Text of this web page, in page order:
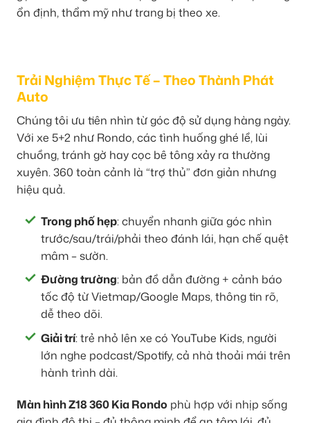
ổn định, thẩm mỹ như trang bị theo xe.
Trải Nghiệm Thực Tế – Theo Thành Phát
Auto
Chúng tôi ưu tiên nhìn từ góc độ sử dụng hàng ngày.
Với xe 5+2 như Rondo, các tình huống ghé lề, lùi
chuồng, tránh gờ hay cọc bê tông xảy ra thường
xuyên. 360 toàn cảnh là “trợ thủ” đơn giản nhưng
hiệu quả.
Trong phố hẹp: chuyển nhanh giữa góc nhìn
trước/sau/trái/phải theo đánh lái, hạn chế quệt
mâm – sườn.
Đường trường: bản đồ dẫn đường + cảnh báo
tốc độ từ Vietmap/Google Maps, thông tin rõ,
dễ theo dõi.
Giải trí: trẻ nhỏ lên xe có YouTube Kids, người
lớn nghe podcast/Spotify, cả nhà thoải mái trên
hành trình dài.
Màn hình Z18 360 Kia Rondo phù hợp với nhịp sống